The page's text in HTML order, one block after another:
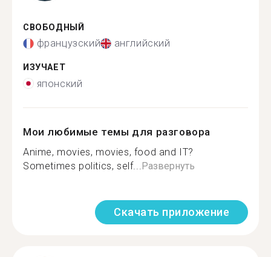
СВОБОДНЫЙ
французский английский
ИЗУЧАЕТ
японский
Мои любимые темы для разговора
Anime, movies, movies, food and IT?
Sometimes politics, self... Развернуть
Скачать приложение